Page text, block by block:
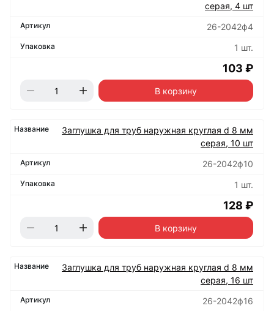
серая, 4 шт
26-2042ф4
1 шт.
103 ₽
В корзину
Заглушка для труб наружная круглая d 8 мм
серая, 10 шт
26-2042ф10
1 шт.
128 ₽
В корзину
Заглушка для труб наружная круглая d 8 мм
серая, 16 шт
26-2042ф16